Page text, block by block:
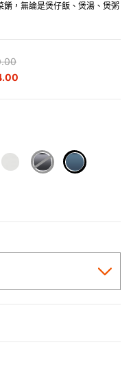
，無論是煲仔飯、煲湯、煲粥
from
to